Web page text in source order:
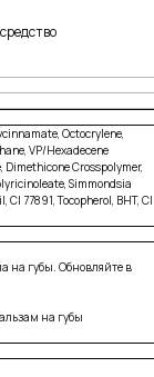
Octocrylene,
VP/Hexadecene
Crosspolymer,
Simmondsia
77891, Tocopherol, BHT, CI
на губы. Обновляйте в
на губы